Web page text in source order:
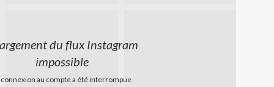
du flux Instagram
impossible
connexion au compte a été interrompue